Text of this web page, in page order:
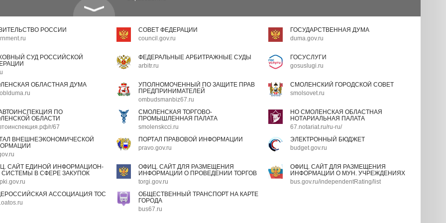
РОССИИ
СОВЕТ ФЕДЕРАЦИИ
council.gov.ru
ГОСУДАРСТВЕННАЯ ДУМА
duma.gov.ru
СУД РОССИЙСКОЙ
ФЕДЕРАЛЬНЫЕ АРБИТРАЖНЫЕ СУДЫ
arbitr.ru
ГОСУСЛУГИ
gosuslugi.ru
ОБЛАСТНАЯ ДУМА
УПОЛНОМОЧЕННЫЙ ПО ЗАЩИТЕ ПРАВ
ПРЕДПРИНИМАТЕЛЕЙ
ombudsmanbiz67.ru
СМОЛЕНСКИЙ ГОРОДСКОЙ СОВЕТ
smolsovet.ru
ПО
ОБЛАСТИ
r/67
СМОЛЕНСКАЯ ТОРГОВО-
ПРОМЫШЛЕННАЯ ПАЛАТА
smolenskcci.ru
НО СМОЛЕНСКАЯ ОБЛАСТНАЯ
НОТАРИАЛЬНАЯ ПАЛАТА
67.notariat.ru/ru-ru/
ВНЕШНЕЭКОНОМИЧЕСКОЙ
ПОРТАЛ ПРАВОВОЙ ИНФОРМАЦИИ
pravo.gov.ru
ЭЛЕКТРОННЫЙ БЮДЖЕТ
budget.gov.ru
САЙТ ЕДИНОЙ ИНФОРМАЦИОН-
СИСТЕМЫ В СФЕРЕ ЗАКУПОК
ОФИЦ. САЙТ ДЛЯ РАЗМЕЩЕНИЯ
ИНФОРМАЦИИ О ПРОВЕДЕНИИ ТОРГОВ
torgi.gov.ru
ОФИЦ. САЙТ ДЛЯ РАЗМЕЩЕНИЯ
ИНФОРМАЦИИ О МУН. УЧРЕЖДЕНИЯХ
bus.gov.ru/independentRating/list
АССОЦИАЦИЯ ТОС
ОБЩЕСТВЕННЫЙ ТРАНСПОРТ НА КАРТЕ
ГОРОДА
bus67.ru